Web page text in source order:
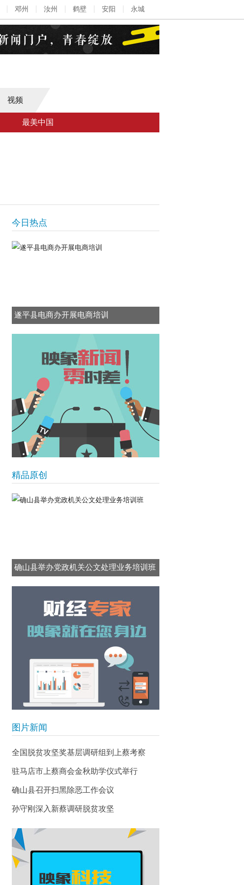
邓州 汝州 鹤壁 安阳 永城
视频
最美中国
今日热点
遂平县电商办开展电商培训
精品原创
确山县举办党政机关公文处理业务培训班
图片新闻
全国脱贫攻坚奖基层调研组到上蔡考察
驻马店市上蔡商会金秋助学仪式举行
确山县召开扫黑除恶工作会议
孙守刚深入新蔡调研脱贫攻坚